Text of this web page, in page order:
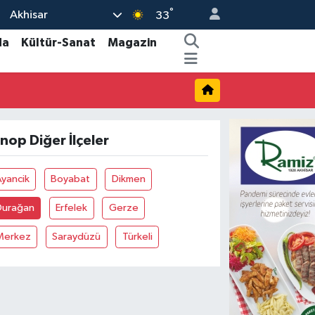
Akhisar 33°
Kültür-Sanat
Magazin
Diğer İlçeler
Boyabat Dikmen
Erfelek Gerze
Saraydüzü Türkeli